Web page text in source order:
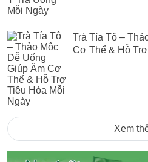
Trà Tía Tô –
Cơ Thể & Hỗ
Xem